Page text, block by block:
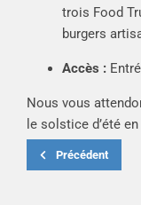
trois Food
burgers
Accès :
Nous vous
le solstice d’été
Précédent